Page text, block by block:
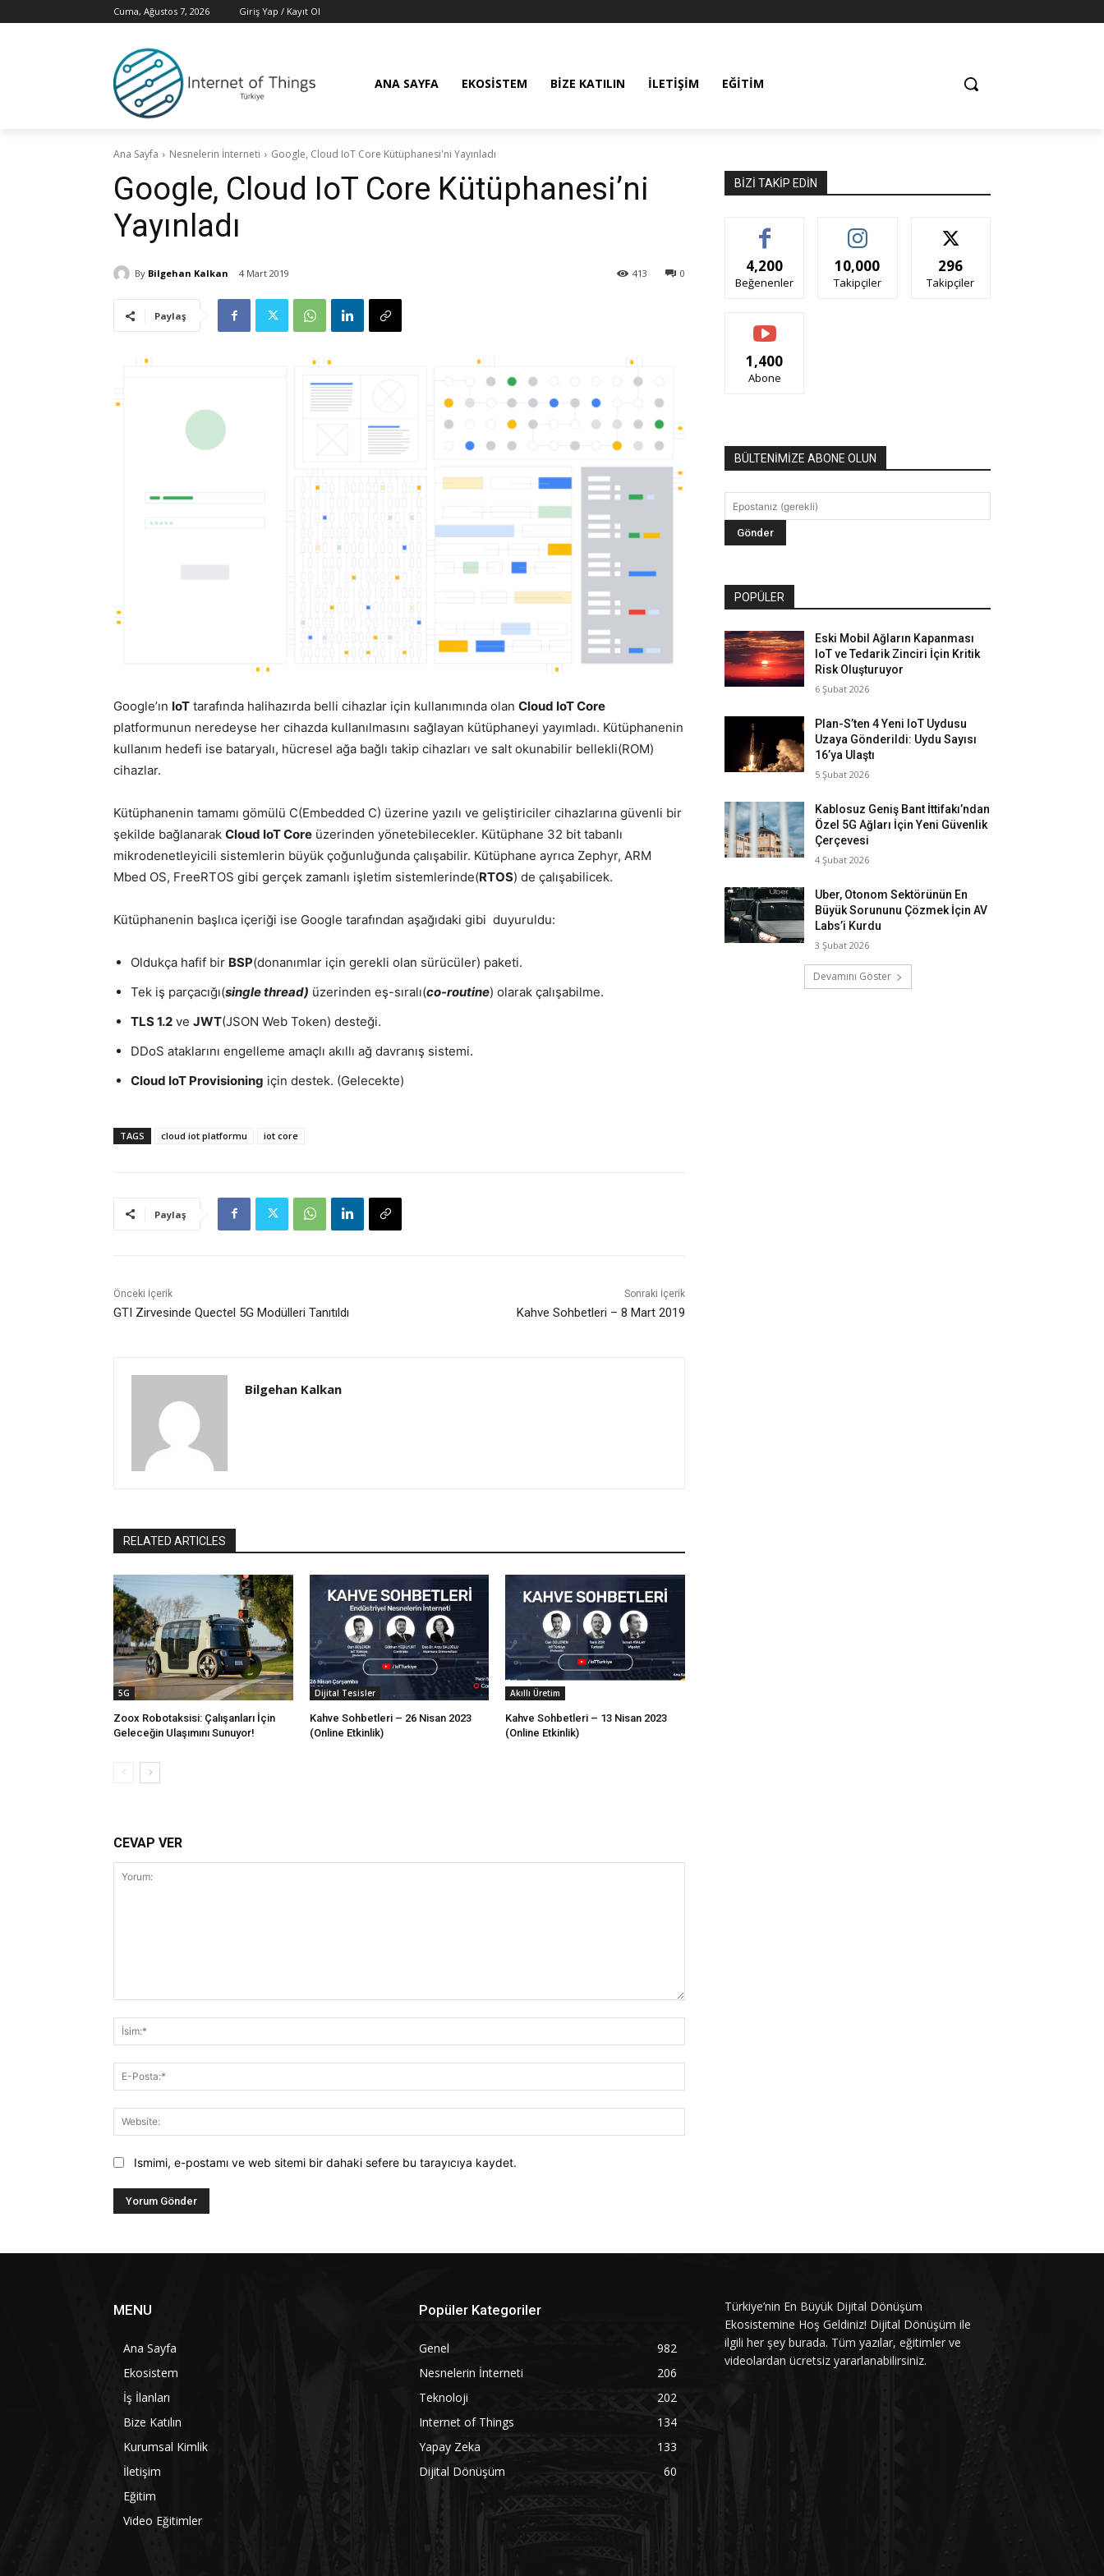
Cuma, Ağustos 7, 2026 Giriş Yap / Kayıt Ol
ANA SAYFA EKOSISTEM BIZE KATILIN İLETIŞIM EĞITIM
Ana Sayfa Nesnelerin İnterneti Google, Cloud IoT Core Kütüphanesi'ni Yayınladı
Google, Cloud IoT Core Kütüphanesi’ni
Yayınladı
By Bilgehan Kalkan 4 Mart 2019 0
413
Paylaş
Google’ın IoT tarafında halihazırda belli cihazlar için kullanımında olan Cloud IoT Core
platformunun neredeyse her cihazda kullanılmasını sağlayan kütüphaneyi yayımladı. Kütüphanenin
kullanım hedefi ise bataryalı, hücresel ağa bağlı takip cihazları ve salt okunabilir bellekli(ROM)
cihazlar.
Kütüphanenin tamamı gömülü C(Embedded C) üzerine yazılı ve geliştiriciler cihazlarına güvenli bir
şekilde bağlanarak Cloud IoT Core üzerinden yönetebilecekler. Kütüphane 32 bit tabanlı
mikrodenetleyicili sistemlerin büyük çoğunluğunda çalışabilir. Kütüphane ayrıca Zephyr, ARM
Mbed OS, FreeRTOS gibi gerçek zamanlı işletim sistemlerinde(RTOS) de çalışabilicek.
Kütüphanenin başlıca içeriği ise Google tarafından aşağıdaki gibi duyuruldu:
Oldukça hafif bir BSP(donanımlar için gerekli olan sürücüler) paketi.
Tek iş parçacığı(single thread) üzerinden eş-sıralı(co-routine) olarak çalışabilme.
TLS 1.2 ve JWT(JSON Web Token) desteği.
DDoS ataklarını engelleme amaçlı akıllı ağ davranış sistemi.
Cloud IoT Provisioning için destek. (Gelecekte)
TAGS cloud iot platformu iot core
Paylaş
Önceki İçerik
GTI Zirvesinde Quectel 5G Modülleri Tanıtıldı
Sonraki İçerik
Kahve Sohbetleri – 8 Mart 2019
Bilgehan Kalkan
RELATED ARTICLES
5G
Zoox Robotaksisi: Çalışanları İçin
Geleceğin Ulaşımını Sunuyor!
Dijital Tesisler
Kahve Sohbetleri – 26 Nisan 2023
(Online Etkinlik)
Akıllı Üretim
Kahve Sohbetleri – 13 Nisan 2023
(Online Etkinlik)
CEVAP VER
Posta:*
Ismimi, e-postamı ve web sitemi bir dahaki sefere bu tarayıcıya kaydet.
BIZI TAKIP EDIN
4,200
Beğenenler
10,000
Takipçiler
296
Takipçiler
1,400
Abone
BÜLTENİMİZE ABONE OLUN
POPÜLER
Eski Mobil Ağların Kapanması
IoT ve Tedarik Zinciri İçin Kritik
Risk Oluşturuyor
6 Şubat 2026
Plan-S’ten 4 Yeni IoT Uydusu
Uzaya Gönderildi: Uydu Sayısı
16’ya Ulaştı
5 Şubat 2026
Kablosuz Geniş Bant İttifakı’ndan
Özel 5G Ağları İçin Yeni Güvenlik
Çerçevesi
4 Şubat 2026
Uber, Otonom Sektörünün En
Büyük Sorununu Çözmek İçin AV
Labs’i Kurdu
3 Şubat 2026
Devamını Göster
MENU
Ana Sayfa
Ekosistem
İş İlanları
Bize Katılın
Kurumsal Kimlik
İletişim
Eğitim
Video Eğitimler
Popüler Kategoriler
Genel
982
Nesnelerin İnterneti
206
Teknoloji
202
Internet of Things
134
Yapay Zeka
133
Dijital Dönüşüm
60
Türkiye’nin En Büyük Dijital Dönüşüm
Ekosistemine Hoş Geldiniz! Dijital Dönüşüm ile
ilgili her şey burada. Tüm yazılar, eğitimler ve
videolardan ücretsiz yararlanabilirsiniz.